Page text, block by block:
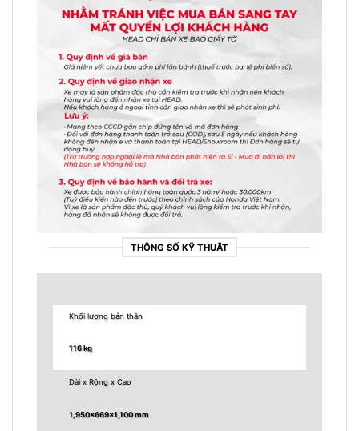
THÔNG SỐ KỸ THUẬT
Khối lượng bản thân
116 kg
Dài x Rộng x Cao
1,950x669x1,100 mm